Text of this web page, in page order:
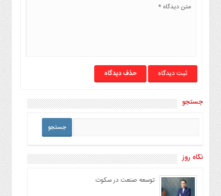
حذف دیدگاه
جستجو
نگاه روز
توسعه صنعت در سکوت